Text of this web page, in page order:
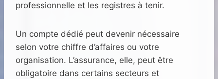
professionnelle et les registres à tenir.
Un compte dédié peut devenir nécessaire
selon votre chiffre d’affaires ou votre
organisation. L’assurance, elle, peut être
obligatoire dans certains secteurs et